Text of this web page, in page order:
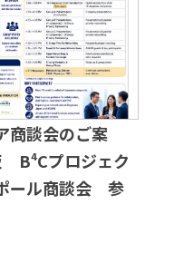
商談会のご案
B⁴Cプロジェク
ール商談会 参